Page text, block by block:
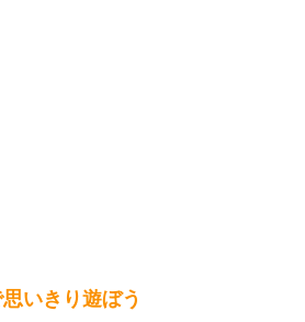
いきり遊ぼう